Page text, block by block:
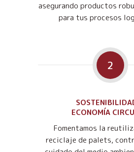
asegurando productos
para tus procesos
2
ECONOMÍA
Fomentamos la
reciclaje de palets,